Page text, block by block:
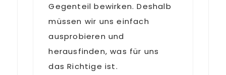
Gegenteil bewirken. Deshalb
müssen wir uns einfach
ausprobieren und
herausfinden, was für uns
das Richtige ist.